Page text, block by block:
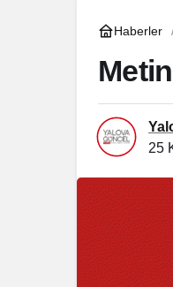
Haberler
25